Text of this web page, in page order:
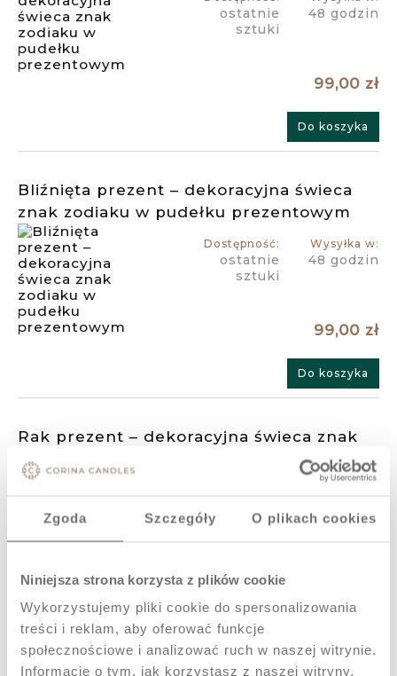
Zgoda Szczegóły O plikach cookies
Niniejsza strona korzysta z plików cookie
Wykorzystujemy pliki cookie do spersonalizowania
treści i reklam, aby oferować funkcje
społecznościowe i analizować ruch w naszej witrynie.
Informacje o tym, jak korzystasz z naszej witryny,
ostatnie
sztuki
48 godzin
99,00 zł
Do koszyka
Bliźnięta prezent – dekoracyjna świeca
znak zodiaku w pudełku prezentowym
Dostępność:
ostatnie
sztuki
Wysyłka w:
48 godzin
99,00 zł
Do koszyka
Rak prezent – dekoracyjna świeca znak
zodiaku w pudełku prezentowym
sztuki